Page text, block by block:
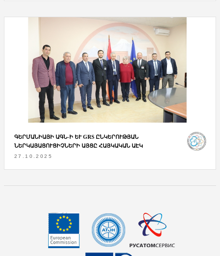
ԳԵՐՄԱՆԻԱՅԻ ԱԳՆ-Ի ԵՒ GRS ԸՆԿԵՐՈՒԹՅԱՆ Ն
ԵՐԿԱՅԱՑՈՒՑԻՉՆԵՐԻ ԱՅՑԸ ՀԱՅԿԱԿԱՆ ԱԷԿ
27.10.2025